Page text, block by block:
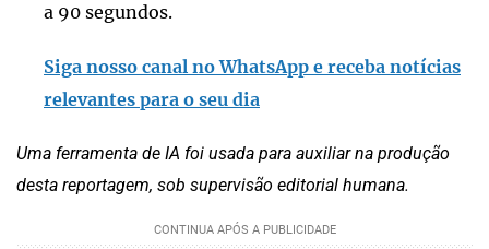
a 90 segundos.
Siga nosso canal no WhatsApp e receba notícias
relevantes para o seu dia
Uma ferramenta de IA foi usada para auxiliar na produção
desta reportagem, sob supervisão editorial humana.